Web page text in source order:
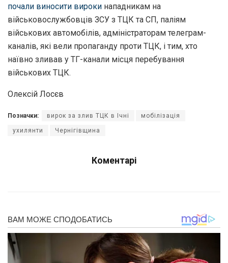
почали виносити вироки нападникам на
військовослужбовців ЗСУ з ТЦК та СП, паліям
військових автомобілів, адміністраторам телеграм-
каналів, які вели пропаганду проти ТЦК, і тим, хто
наївно зливав у ТГ-канали місця перебування
військових ТЦК.
Олексій Лосєв
Позначки: вирок за злив ТЦК в Ічні мобілізація
ухилянти Чернігівщина
Коментарі